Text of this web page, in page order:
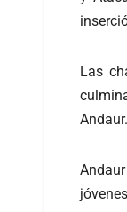
Las
Andaur.